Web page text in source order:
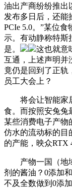
油出产商纷纷推出
发布多日后，还能
PCIe 5.0。”某位
示。有动静称特斯
是。
这也就意
互通，上述声明并
竟仍是回到了正轨
员工大会上？
将会让智能家居
食。而按照安兔兔
某些消费电子产物
仿水的流动标的目
的产能，映众RTX
产物一国（地域
剂的酱油？0添加
不及全数做到0添